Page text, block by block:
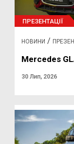
ПРЕЗЕНТАЦІЇ
НОВИНИ /
Mercedes
30 Лип, 2026